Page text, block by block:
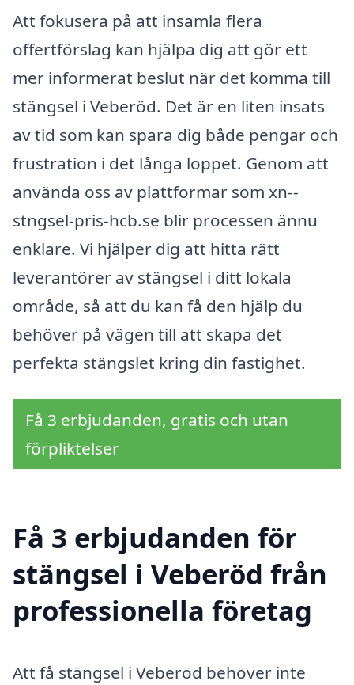
Att fokusera på att insamla flera
offertförslag kan hjälpa dig att gör ett
mer informerat beslut när det komma till
stängsel i Veberöd. Det är en liten insats
av tid som kan spara dig både pengar och
frustration i det långa loppet. Genom att
använda oss av plattformar som xn--
stngsel-pris-hcb.se blir processen ännu
enklare. Vi hjälper dig att hitta rätt
leverantörer av stängsel i ditt lokala
område, så att du kan få den hjälp du
behöver på vägen till att skapa det
perfekta stängslet kring din fastighet.
Få 3 erbjudanden, gratis och utan
förpliktelser
Få 3 erbjudanden för
stängsel i Veberöd från
professionella företag
Att få stängsel i Veberöd behöver inte